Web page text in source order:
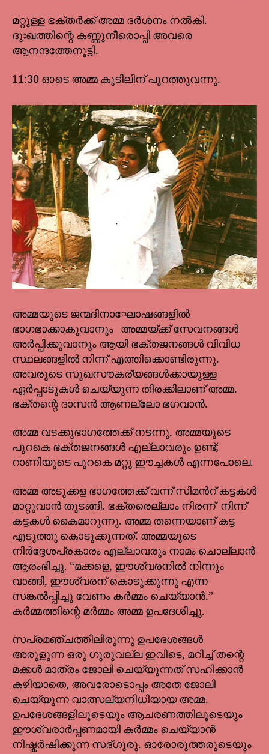
മറ്റുള്ള ഭക്തർക്ക് അമ്മ ദർശനം നൽകി.
ദുഃഖത്തിന്റെ കണ്ണുനീരൊപ്പി അവരെ
ആനന്ദത്തേനൂട്ടി.
11:30 ഓടെ അമ്മ കുടിലിന് പുറത്തുവന്നു.
അമ്മയുടെ ജന്മദിനാഘോഷങ്ങളിൽ
ഭാഗഭാക്കാകുവാനും അമ്മയ്ക്ക് സേവനങ്ങൾ
അർപ്പിക്കുവാനും ആയി ഭക്തജനങ്ങൾ വിവിധ
സ്ഥലങ്ങളിൽ നിന്ന് എത്തിക്കൊണ്ടിരുന്നു.
അവരുടെ സുഖസൗകര്യങ്ങൾക്കായുള്ള
ഏർപ്പാടുകൾ ചെയ്യുന്ന തിരക്കിലാണ് അമ്മ.
ഭക്തന്റെ ദാസൻ ആണല്ലോ ഭഗവാൻ.
അമ്മ വടക്കുഭാഗത്തേക്ക് നടന്നു. അമ്മയുടെ
പുറകെ ഭക്തജനങ്ങൾ എല്ലാവരും ഉണ്ട്;
റാണിയുടെ പുറകെ മറ്റു ഈച്ചകൾ എന്നപോലെ.
അമ്മ അടുക്കള ഭാഗത്തേക്ക് വന്ന് സിമൻറ് കട്ടകൾ
മാറ്റുവാൻ തുടങ്ങി. ഭക്തരെല്ലാം നിരന്ന് നിന്ന്
കട്ടകൾ കൈമാറുന്നു. അമ്മ തന്നെയാണ് കട്ട
എടുത്തു കൊടുക്കുന്നത്. അമ്മയുടെ
നിർദ്ദേശപ്രകാരം എല്ലാവരും നാമം ചൊല്ലാൻ
ആരംഭിച്ചു. “മക്കളെ, ഈശ്വരനിൽ നിന്നും
വാങ്ങി, ഈശ്വരന് കൊടുക്കുന്നു എന്ന
സങ്കൽപ്പിച്ചു വേണം കർമ്മം ചെയ്യാൻ.”
കർമ്മത്തിന്റെ മർമ്മം അമ്മ ഉപദേശിച്ചു.
സപ്രമഞ്ചത്തിലിരുന്നു ഉപദേശങ്ങൾ
അരുളുന്ന ഒരു ഗുരുവല്ല ഇവിടെ, മറിച്ച് തന്റെ
മക്കൾ മാത്രം ജോലി ചെയ്യുന്നത് സഹിക്കാൻ
കഴിയാതെ, അവരോടൊപ്പം അതേ ജോലി
ചെയ്യുന്ന വാത്സല്യനിധിയായ അമ്മ.
ഉപദേശങ്ങളിലൂടെയും ആചരണത്തിലൂടെയും
ഈശ്വരാർപ്പണമായി കർമ്മം ചെയ്യാൻ
നിഷ്കർഷിക്കുന്ന സദ്ഗുരു. ഓരോരുത്തരുടെയും